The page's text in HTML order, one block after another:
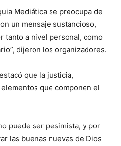
Mediática se preocupa de
un mensaje sustancioso,
tanto a nivel personal, como
dijeron los organizadores.
que la justicia,
que componen el
puede ser pesimista, y por
las buenas nuevas de Dios